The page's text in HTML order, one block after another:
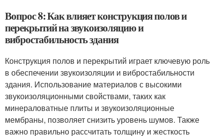
Вопрос 8: Как влияет конструкция полов и
перекрытий на звукоизоляцию и
вибростабильность здания
Конструкция полов и перекрытий играет ключевую роль
в обеспечении звукоизоляции и вибростабильности
здания. Использование материалов с высокими
звукоизоляционными свойствами, таких как
минераловатные плиты и звукоизоляционные
мембраны, позволяет снизить уровень шумов. Также
важно правильно рассчитать толщину и жесткость